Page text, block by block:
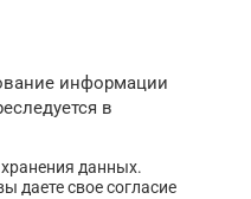
информации
в
данных.
даете свое согласие